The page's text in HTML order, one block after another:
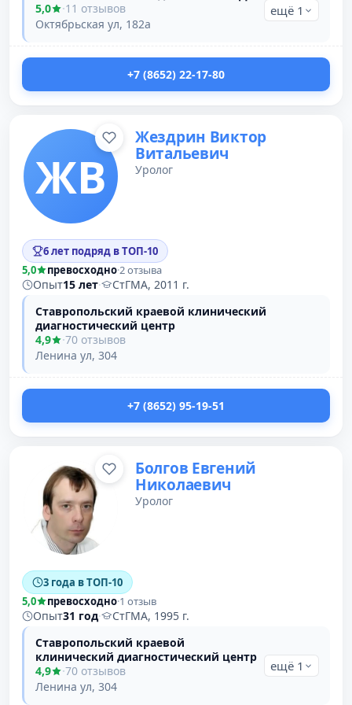
5,0
·11 отзывов
Октябрьская ул, 182а
ещё 1
+7 (8652) 22-17-80
ЖВ
Жездрин Виктор
Витальевич
Уролог
6 лет подряд в ТОП-10
5,0
превосходно·2 отзыва
Опыт15 лет·
СтГМА, 2011 г.
Ставропольский краевой клинический
диагностический центр
4,9
·70 отзывов
Ленина ул, 304
+7 (8652) 95-19-51
Болгов Евгений
Николаевич
Уролог
3 года в ТОП-10
5,0
превосходно·1 отзыв
Опыт31 год·
СтГМА, 1995 г.
Ставропольский краевой
клинический диагностический центр
4,9
·70 отзывов
Ленина ул, 304
ещё 1